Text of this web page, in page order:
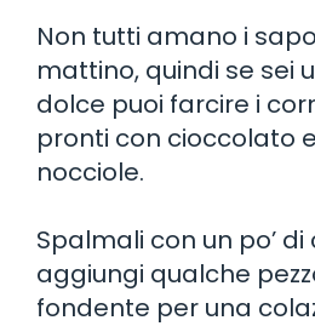
Non tutti amano i
mattino, quindi se sei
dolce puoi farcire i
pronti con cioccolato
nocciole.
Spalmali con un po’
aggiungi qualche
fondente per una